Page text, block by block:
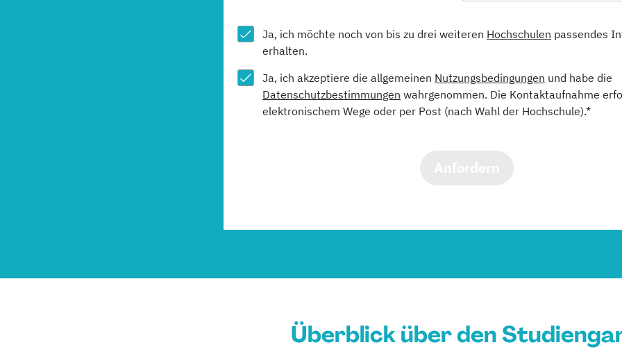
Ja, ich möchte noch von bis zu drei weiteren Hochschulen passendes
erhalten.
Ja, ich akzeptiere die allgemeinen Nutzungsbedingungen und habe die
Datenschutzbestimmungen wahrgenommen. Die Kontaktaufnahme
elektronischem Wege oder per Post (nach Wahl der Hochschule).*
Überblick über den